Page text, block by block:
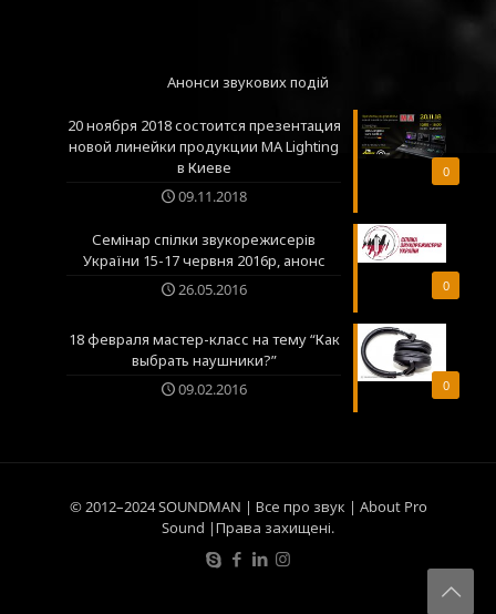
Анонси звукових подій
0
20 ноября 2018 состоится презентация
новой линейки продукции MA Lighting
в Киеве
09.11.2018
0
Семінар спілки звукорежисерів
України 15-17 червня 2016р, анонс
26.05.2016
0
18 февраля мастер-класс на тему “Как
выбрать наушники?”
09.02.2016
© 2012–2024 SOUNDMAN | Все про звук | About Pro
Sound |Права захищені.